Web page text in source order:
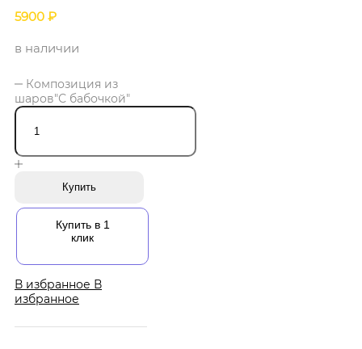
5900 ₽
в наличии
Композиция из
шаров"С бабочкой"
Купить
Купить в 1
клик
В избранное В
избранное